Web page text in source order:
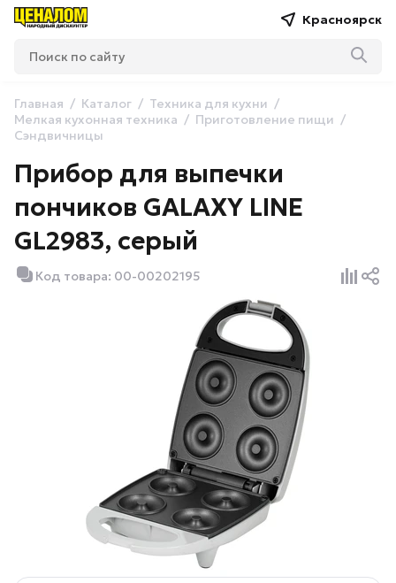
Красноярск
Главная Каталог
Техника для кухни
Мелкая кухонная техника
Приготовление пищи
Сэндвичницы
Прибор для выпечки
пончиков GALAXY LINE
GL2983, серый
Код товара: 00-00202195